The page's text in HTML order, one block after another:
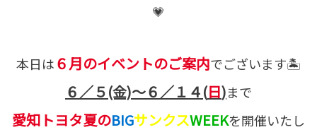
💗
本日は６月のイベントのご案内でございます🏝️
６／５(金)～６／１４(日)まで
愛知トヨタ夏のBIGサンクスWEEKを開催いたし